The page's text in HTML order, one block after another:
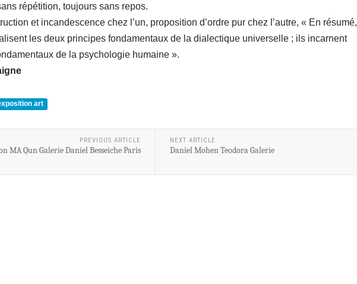
répétition, toujours sans repos.
et incandescence chez l’un, proposition d’ordre pur chez l’autre, « En résumé,
les deux principes fondamentaux de la dialectique universelle ; ils incarnent
de la psychologie humaine ».
art
PREVIOUS ARTICLE
MA Qun Galerie Daniel Besseiche Paris
NEXT ARTICLE
Daniel Mohen Teodora Galerie